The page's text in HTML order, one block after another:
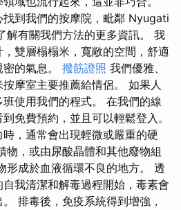
到我們的按摩院，毗鄰 Nyugati
解有關我們方法的更多資訊。 我
雙層榻榻米，寬敞的空間，舒適
的氣息。 撥筋證照 我們優雅、
摩室主要推薦給情侶。 如果人
使用我們的程式。 在我們的線
免費預約，並且可以輕鬆登入。
，通常會出現輕微或嚴重的硬
物，或由尿酸晶體和其他廢物組
形成於血液循環不良的地方。 透
我清潔和解毒過程開始，毒素會
排毒後，免疫系統得到增強，